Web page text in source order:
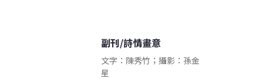
副刊/詩情畫意
文字：陳秀竹；攝影：孫金
星